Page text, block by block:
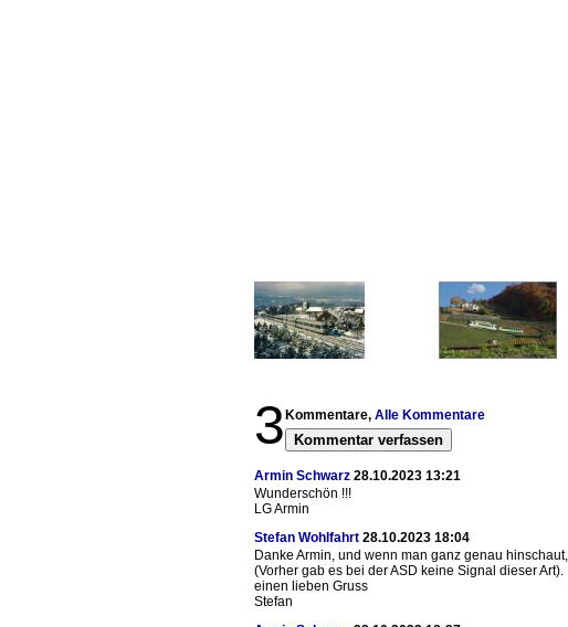
3 Kommentare, Alle Kommentare
Kommentar verfassen
Armin Schwarz 28.10.2023 13:21
Wunderschön !!!
LG Armin
Stefan Wohlfahrt 28.10.2023 18:04
Danke Armin, und wenn man ganz genau
(Vorher gab es bei der ASD keine Signal dieser Art).
einen lieben Gruss
Stefan